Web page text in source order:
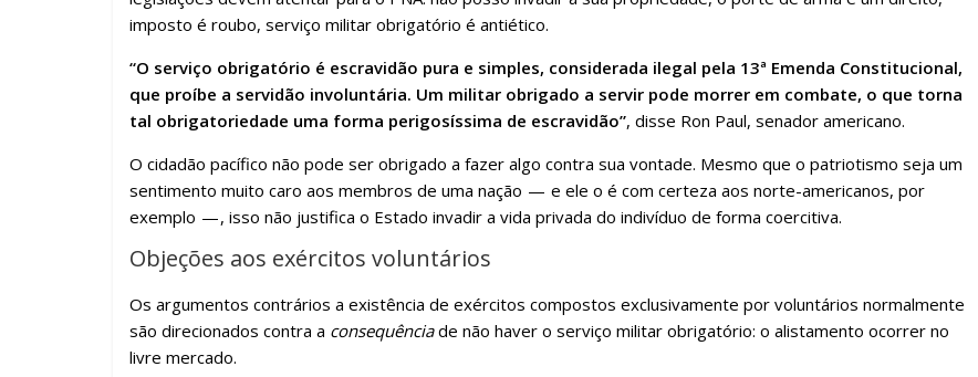
imposto é roubo, serviço militar obrigatório é antiético.
“O serviço obrigatório é escravidão pura e simples, considerada ilegal pela 13ª Emenda Constitucional,
que proíbe a servidão involuntária. Um militar obrigado a servir pode morrer em combate, o que torna
tal obrigatoriedade uma forma perigosíssima de escravidão”, disse Ron Paul, senador americano.
O cidadão pacífico não pode ser obrigado a fazer algo contra sua vontade. Mesmo que o patriotismo seja um
sentimento muito caro aos membros de uma nação — e ele o é com certeza aos norte-americanos, por
exemplo — , isso não justifica o Estado invadir a vida privada do indivíduo de forma coercitiva.
Objeções aos exércitos voluntários
Os argumentos contrários a existência de exércitos compostos exclusivamente por voluntários normalmente
são direcionados contra a consequênciade não haver o serviço militar obrigatório: o alistamento ocorrer no
livre mercado.